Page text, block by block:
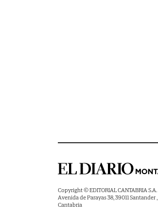
Copyright © EDITORIAL CANTABRIA S.A.
Avenida de Parayas 38, 39011 Santander ,
Cantabria